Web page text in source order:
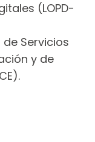
(LOPD-
de Servicios
y de